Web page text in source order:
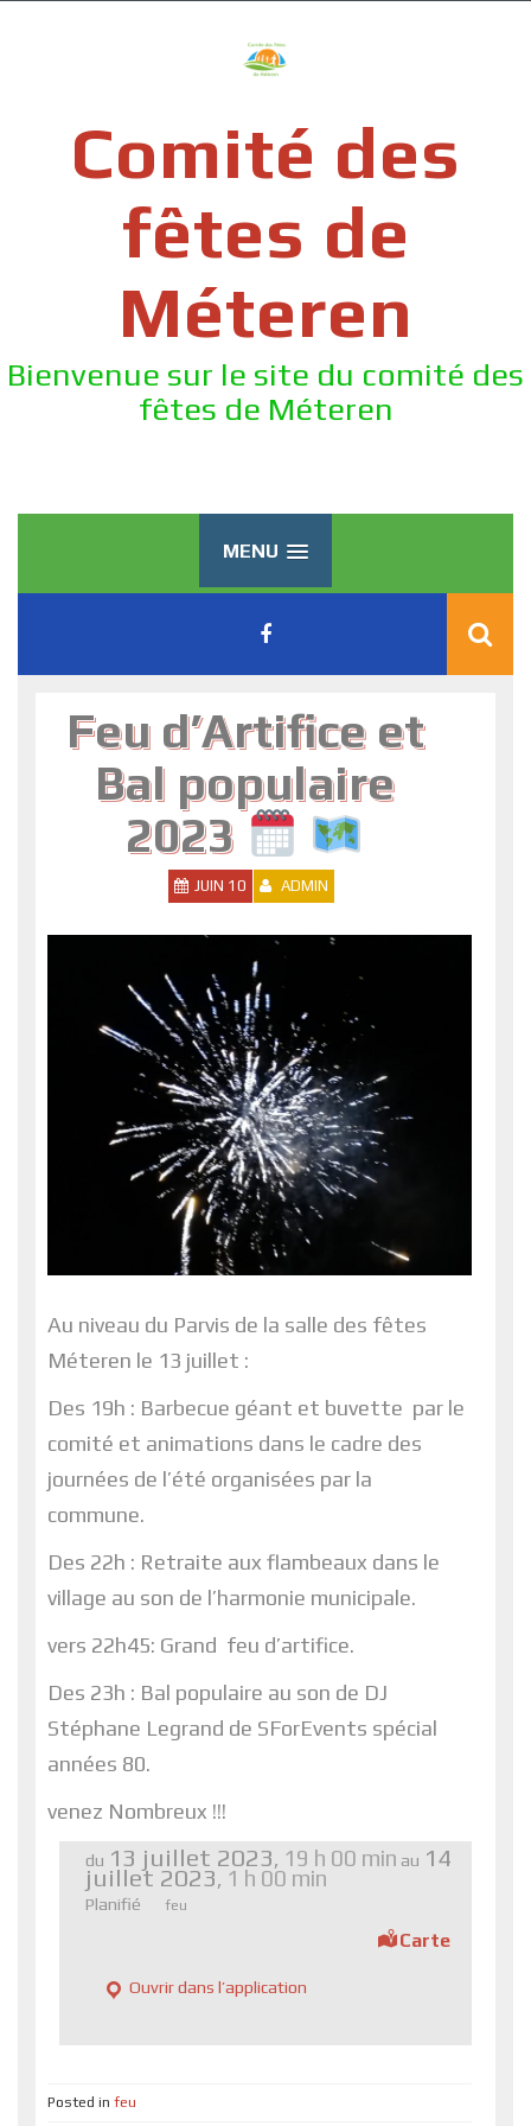
Comité des
fêtes de
Méteren
Bienvenue sur le site du comité des
fêtes de Méteren
MENU
Feu d’Artifice et
Bal populaire
2023
JUIN 10 ADMIN
Au niveau du Parvis de la salle des fêtes
Méteren le 13 juillet :
Des 19h : Barbecue géant et buvette par le
comité et animations dans le cadre des
journées de l’été organisées par la
commune.
Des 22h : Retraite aux flambeaux dans le
village au son de l’harmonie municipale.
vers 22h45: Grand feu d’artifice.
Des 23h : Bal populaire au son de DJ
Stéphane Legrand de SForEvents spécial
années 80.
venez Nombreux !!!
du 13 juillet 2023, 19 h 00 min au 14
juillet 2023, 1 h 00 min
Planifié feu
Carte
Ouvrir dans l’application
Posted in feu